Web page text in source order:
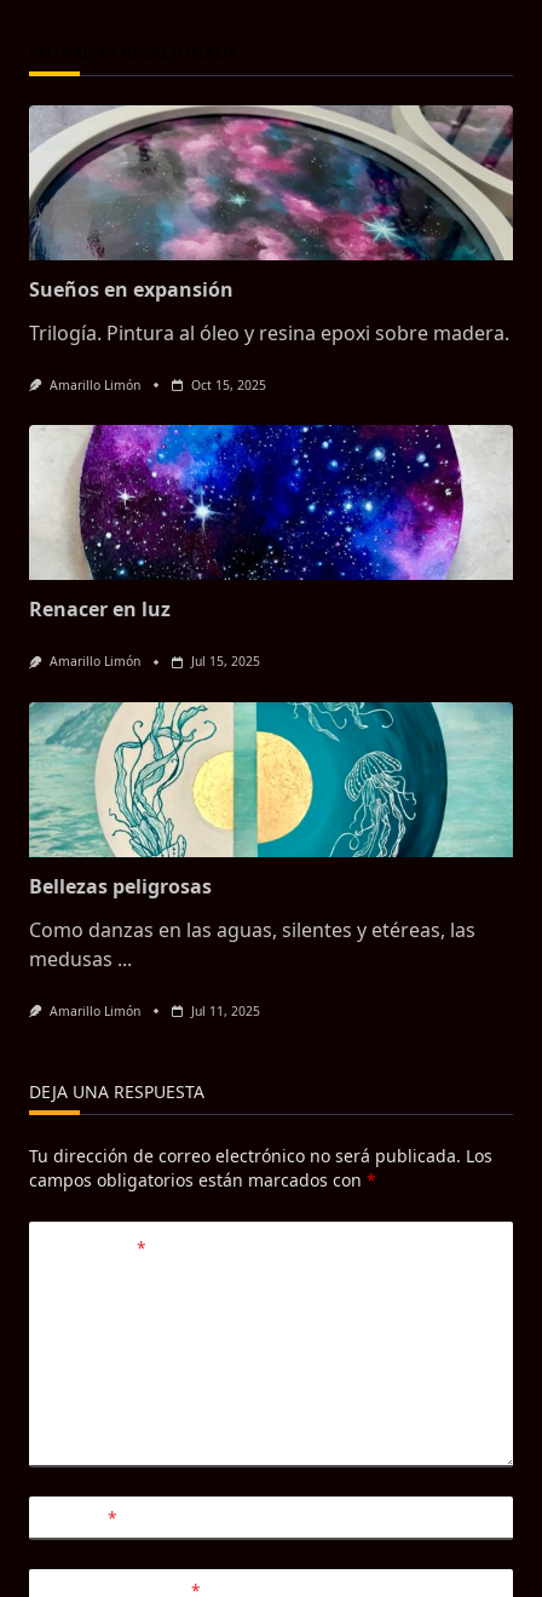
Sueños en expansión
Trilogía. Pintura al óleo y resina epoxi sobre madera.
Amarillo Limón Oct 15, 2025
Renacer en luz
Amarillo Limón Jul 15, 2025
Bellezas peligrosas
Como danzas en las aguas, silentes y etéreas, las
medusas ...
Amarillo Limón Jul 11, 2025
DEJA UNA RESPUESTA
Tu dirección de correo electrónico no será publicada. Los
campos obligatorios están marcados con *
*
*
*